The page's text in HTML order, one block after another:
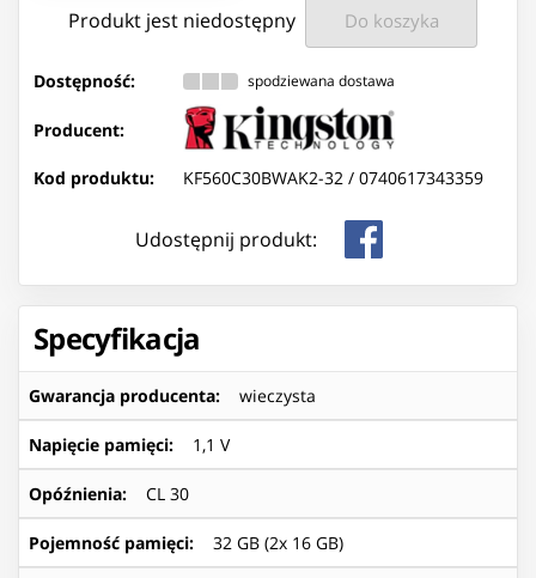
Produkt jest niedostępny Do koszyka
Dostępność: spodziewana dostawa
Producent:
Kod produktu: KF560C30BWAK2-32 / 0740617343359
Udostępnij produkt:
Specyfikacja
Gwarancja producenta: wieczysta
Napięcie pamięci: 1,1 V
Opóźnienia: CL 30
Pojemność pamięci: 32 GB (2x 16 GB)